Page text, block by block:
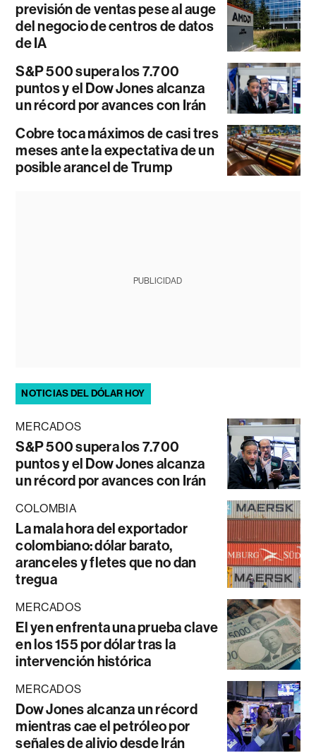
previsión de ventas pese al auge
del negocio de centros de datos
de IA
S&P 500 supera los 7.700
puntos y el Dow Jones alcanza
un récord por avances con Irán
Cobre toca máximos de casi tres
meses ante la expectativa de un
posible arancel de Trump
PUBLICIDAD
NOTICIAS DEL DÓLAR HOY
MERCADOS
S&P 500 supera los 7.700
puntos y el Dow Jones alcanza
un récord por avances con Irán
COLOMBIA
La mala hora del exportador
colombiano: dólar barato,
aranceles y fletes que no dan
tregua
MERCADOS
El yen enfrenta una prueba clave
en los 155 por dólar tras la
intervención histórica
MERCADOS
Dow Jones alcanza un récord
mientras cae el petróleo por
señales de alivio desde Irán